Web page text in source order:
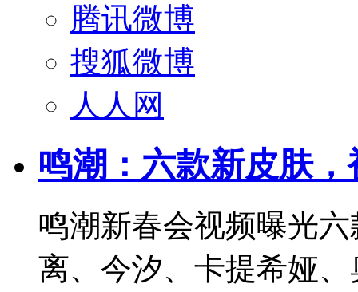
腾讯微博
搜狐微博
人人网
鸣潮：六款新皮肤
鸣潮新春会视频曝光
离、今汐、卡提希娅